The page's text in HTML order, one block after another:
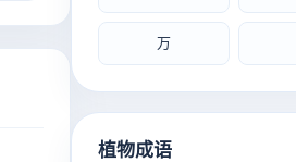
万
植物成语